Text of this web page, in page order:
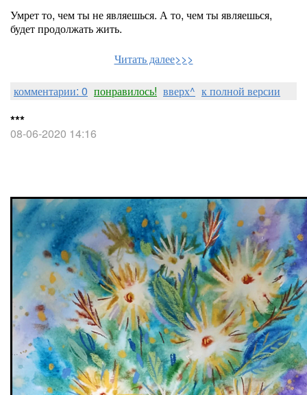
Умрет то, чем ты не являешься. А то, чем ты являешься,
будет продолжать жить.
Читать далее>>>
комментарии: 0 понравилось! вверх^ к полной версии
***
08-06-2020 14:16